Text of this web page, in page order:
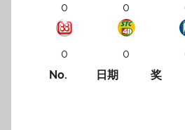
0 0
0 0
No.
日期 奖